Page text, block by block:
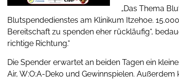
„Das Thema
Blutspendedienstes am Klinikum Itzehoe.
Bereitschaft zu spenden eher rückläufig“,
richtige Richtung.“
Die Spender erwartet an beiden Tagen ein
Air, W:O:A-Deko und Gewinnspielen.